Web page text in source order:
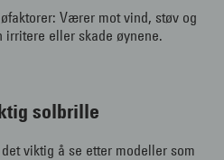
Værer mot vind, støv og
irritere eller skade øynene.
solbrille
viktig å se etter modeller som